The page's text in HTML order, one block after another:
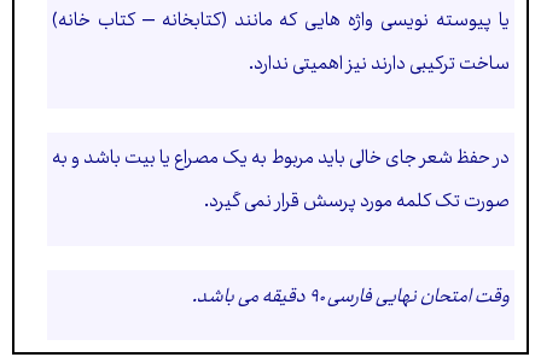
یا پیوسته نویسی واژه هایی که مانند (کتابخانه – کتاب خانه)
ساخت ترکیبی دارند نیز اهمیتی ندارد.
در حفظ شعر جای خالی باید مربوط به یک مصراع یا بیت باشد و به
صورت تک کلمه مورد پرسش قرار نمی گیرد.
وقت امتحان نهایی فارسی ۹۰ دقیقه می باشد.